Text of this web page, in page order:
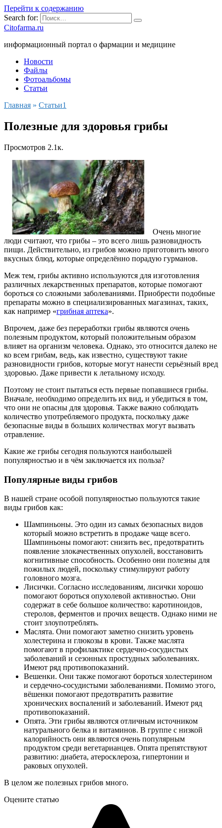
Перейти к содержанию
Search for:
Citofarma.ru
информационный портал о фармации и медицине
Новости
Файлы
Фотоальбомы
Статьи
Главная » Cтатьи1
Полезные для здоровья грибы
Просмотров 2.1к.
Очень многие
люди считают, что грибы – это всего лишь разновидность
пищи. Действительно, из грибов можно приготовить много
вкусных блюд, которые определённо порадую гурманов.
Меж тем, грибы активно используются для изготовления
различных лекарственных препаратов, которые помогают
бороться со сложными заболеваниями. Приобрести подобные
препараты можно в специализированных магазинах, таких,
как например «грибная аптека».
Впрочем, даже без переработки грибы являются очень
полезным продуктом, который положительным образом
влияет на организм человека. Однако, это относится далеко не
ко всем грибам, ведь, как известно, существуют такие
разновидности грибов, которые могут нанести серьёзный вред
здоровью. Даже привести к летальному исходу.
Поэтому не стоит пытаться есть первые попавшиеся грибы.
Вначале, необходимо определить их вид, и убедиться в том,
что они не опасны для здоровья. Также важно соблюдать
количество употребляемого продукта, поскольку даже
безопасные виды в больших количествах могут вызвать
отравление.
Какие же грибы сегодня пользуются наибольшей
популярностью и в чём заключается их польза?
Популярные виды грибов
В нашей стране особой популярностью пользуются такие
виды грибов как:
Шампиньоны. Это один из самых безопасных видов
который можно встретить в продаже чаще всего.
Шампиньоны помогают: снизить вес, предотвратить
появление злокачественных опухолей, восстановить
когнитивные способность. Особенно они полезны для
пожилых людей, поскольку стимулируют работу
головного мозга.
Лисички. Согласно исследованиям, лисички хорошо
помогают бороться опухолевой активностью. Они
содержат в себе большое количество: каротиноидов,
стеролов, ферментов и прочих веществ. Однако ними не
стоит злоупотреблять.
Маслята. Они помогают заметно снизить уровень
холестерина и глюкозы в крови. Также маслята
помогают в профилактике сердечно-сосудистых
заболеваний и сезонных простудных заболеваниях.
Имеют ряд противопоказаний.
Вешенки. Они также помогают бороться холестерином
и сердечно-сосудистыми заболеваниями. Помимо этого,
вёшенки помогают предотвратить развитие
хронических воспалений и заболеваний. Имеют ряд
противопоказаний.
Опята. Эти грибы являются отличным источником
натурального белка и витаминов. В группе с низкой
калорийность они являются очень популярным
продуктом среди вегетарианцев. Опята препятствуют
развитию: диабета, атеросклероза, гипертонии и
раковых опухолей.
В целом же полезных грибов много.
Оцените статью